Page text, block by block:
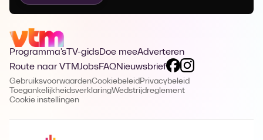
Programma's TV-gidsDoe meeAdverteren
Route naar VTMJobsFAQNieuwsbrief
GebruiksvoorwaardenCookiebeleid Privacybeleid
ToegankelijkheidsverklaringWedstrijdreglement
Cookie instellingen